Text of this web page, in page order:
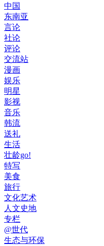
中国
东南亚
言论
社论
评论
交流站
漫画
娱乐
明星
影视
音乐
韩流
送礼
生活
壮龄go!
特写
美食
旅行
文化艺术
人文史地
专栏
@世代
生态与环保